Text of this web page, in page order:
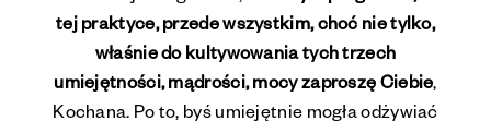
tej praktyce, przede wszystkim, choć nie tylko,
właśnie do kultywowania tych trzech
umiejętności, mądrości, mocy zaproszę Ciebie,
Kochana. Po to, byś umiejętnie mogła odżywiać